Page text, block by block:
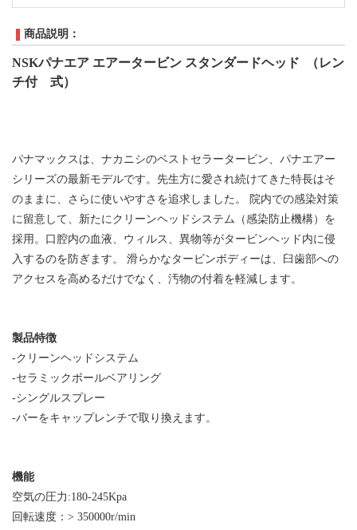
商品説明：
NSKパナエア エアータービン スタンダードヘッド （レン
チ付 式）
パナマックスは、ナカニシのベストセラータービン、パナエアー
シリーズの最新モデルです。先生方に愛され続けてきた特長はそ
のままに、さらに使いやすさを追求しました。 院内での感染対策
に留意して、新たにクリーンヘッドシステム（感染防止機構）を
採用。口腔内の血液、ウィルス、異物等がタービンヘッド内に侵
入するのを防ぎます。 滑らかなタービンボディーは、臼歯部への
アクセスを高めるだけでなく、汚物の付着を軽減します。
製品特徴
-クリーンヘッドシステム
-セラミックボールベアリング
-シングルスプレー
-バーをキャップレンチで取り換えます。
機能
空気の圧力:180-245Kpa
回転速度：> 350000r/min